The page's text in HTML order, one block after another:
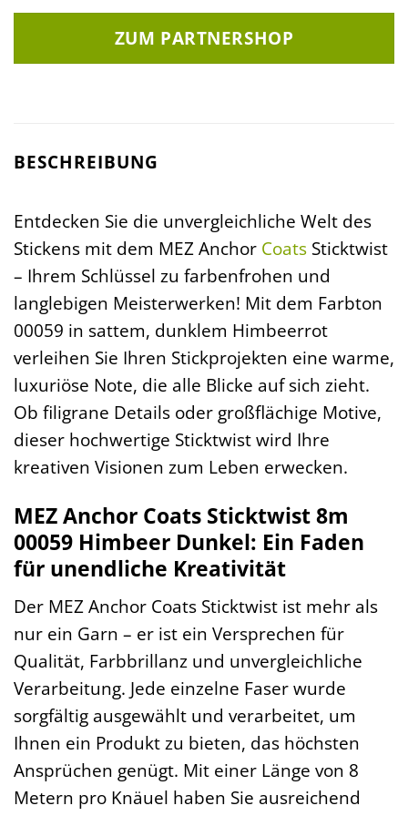
ZUM PARTNERSHOP
BESCHREIBUNG
Entdecken Sie die unvergleichliche Welt des
Stickens mit dem MEZ Anchor Coats Sticktwist
– Ihrem Schlüssel zu farbenfrohen und
langlebigen Meisterwerken! Mit dem Farbton
00059 in sattem, dunklem Himbeerrot
verleihen Sie Ihren Stickprojekten eine warme,
luxuriöse Note, die alle Blicke auf sich zieht.
Ob filigrane Details oder großflächige Motive,
dieser hochwertige Sticktwist wird Ihre
kreativen Visionen zum Leben erwecken.
MEZ Anchor Coats Sticktwist 8m
00059 Himbeer Dunkel: Ein Faden
für unendliche Kreativität
Der MEZ Anchor Coats Sticktwist ist mehr als
nur ein Garn – er ist ein Versprechen für
Qualität, Farbbrillanz und unvergleichliche
Verarbeitung. Jede einzelne Faser wurde
sorgfältig ausgewählt und verarbeitet, um
Ihnen ein Produkt zu bieten, das höchsten
Ansprüchen genügt. Mit einer Länge von 8
Metern pro Knäuel haben Sie ausreichend